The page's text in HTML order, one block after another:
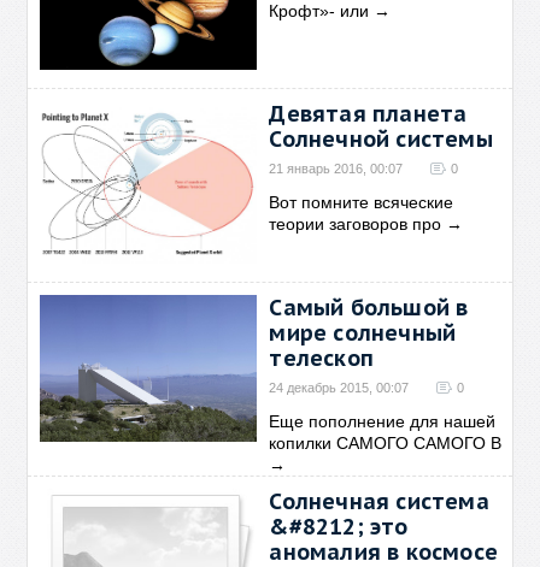
Крофт»- или →
Девятая планета
Солнечной системы
21 январь 2016, 00:07 0
Вот помните всяческие
теории заговоров про →
Самый большой в
мире солнечный
телескоп
24 декабрь 2015, 00:07 0
Еще пополнение для нашей
копилки САМОГО САМОГО В
→
Солнечная система
&#8212; это
аномалия в космосе